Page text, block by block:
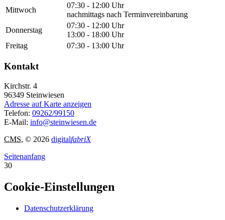
Mittwoch
07:30 - 12:00 Uhr
nachmittags nach Terminvereinbarung
Donnerstag
07:30 - 12:00 Uhr
13:00 - 18:00 Uhr
Freitag
07:30 - 13:00 Uhr
Kontakt
Kirchstr. 4
96349 Steinwiesen
Adresse auf Karte anzeigen
Telefon: 09262/99150
E-Mail: info@steinwiesen.de
CMS, © 2026 digitalfabriX
Seitenanfang
30
Cookie-Einstellungen
Datenschutzerklärung